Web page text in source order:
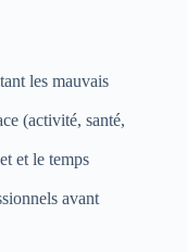
les mauvais
(activité, santé,
et le temps
avant